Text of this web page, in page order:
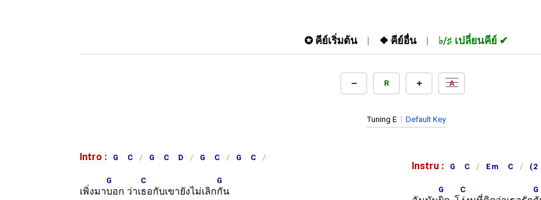
✪ คีย์เริ่มต้น ❖ คีย์อื่น ♭/♯ เปลี่ยนคีย์
R A
Tuning E Default Key
Intro : G C G C D G C G C
เพิ่งมา
G
บอก ว่าเ
C
ธอกับเขายังไม่เลิก
G
กัน
Instru : G C Em C (2
G C G